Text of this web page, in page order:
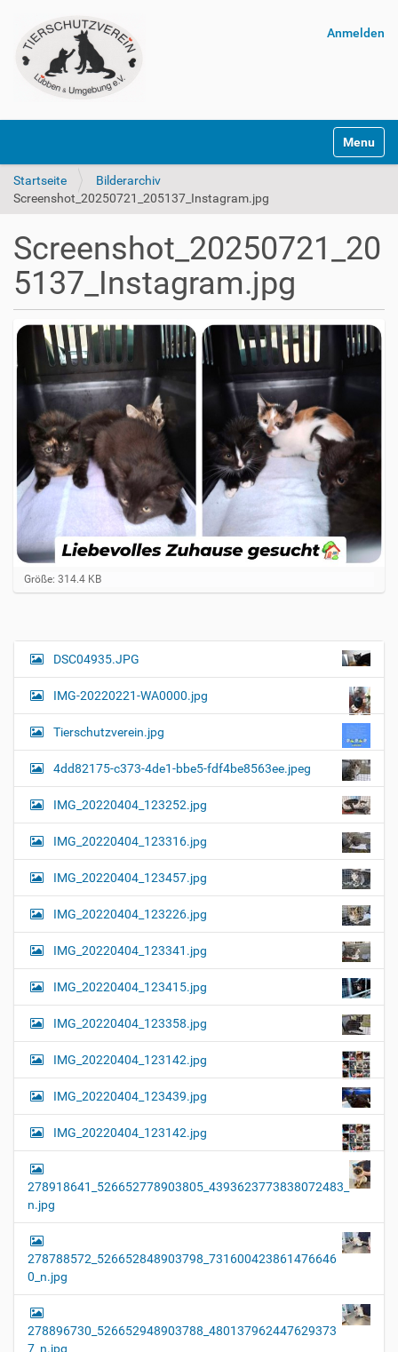
Anmelden
Startseite
Bilderarchiv
Screenshot_20250721_205137_Instagram.jpg
Screenshot_20250721_20
5137_Instagram.jpg
Z
e
e
i
l
r
e
…
Größe: 314.4 KB
N
a
i
g
a
t
i
o
n
DSC04935.JPG
IMG-20220221-WA0000.jpg
Tierschutzverein.jpg
4dd82175-c373-4de1-bbe5-fdf4be8563ee.jpeg
IMG_20220404_123252.jpg
IMG_20220404_123316.jpg
IMG_20220404_123457.jpg
IMG_20220404_123226.jpg
IMG_20220404_123341.jpg
IMG_20220404_123415.jpg
IMG_20220404_123358.jpg
IMG_20220404_123142.jpg
IMG_20220404_123439.jpg
IMG_20220404_123142.jpg
278918641_526652778903805_4393623773838072483_
n.jpg
278788572_526652848903798_731600423861476646
0_n.jpg
278896730_526652948903788_480137962447629373
7_n.jpg